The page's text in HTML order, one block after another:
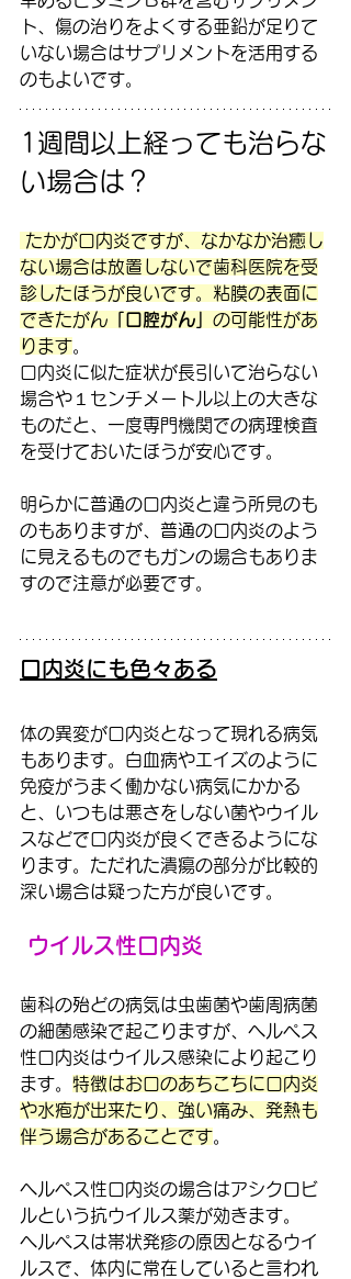
ト、傷の治りをよくする亜鉛が足りて
いない場合はサプリメントを活用する
のもよいです。
1週間以上経っても治らな
い場合は？
ない場合は放置しないで歯科医院を受
診したほうが良いです。粘膜の表面に
できたがん 「口腔がん」 の可能性があ
ります。
口内炎に似た症状が長引いて治らない
場合や１センチメートル以上の大きな
ものだと、一度専門機関での病理検査
を受けておいたほうが安心です。
明らかに普通の口内炎と違う所見のも
のもありますが、普通の口内炎のよう
に見えるものでもガンの場合もありま
すので注意が必要です。
口内炎にも色々ある
体の異変が口内炎となって現れる病気
もあります。白血病やエイズのように
免疫がうまく働かない病気にかかる
と、いつもは悪さをしない菌やウイル
スなどで口内炎が良くできるようにな
ります。ただれた潰瘍の部分が比較的
深い場合は疑った方が良いです。
ウイルス性口内炎
歯科の殆どの病気は虫歯菌や歯周病菌
の細菌感染で起こりますが、ヘルペス
性口内炎はウイルス感染により起こり
ます。 特徴はお口のあちこちに口内炎
や水疱が出来たり、強い痛み、発熱も
伴う場合があることです。
ヘルペス性口内炎の場合はアシクロビ
ルという抗ウイルス薬が効きます。
ヘルペスは帯状発疹の原因となるウイ
ルスで、体内に常在していると言われ